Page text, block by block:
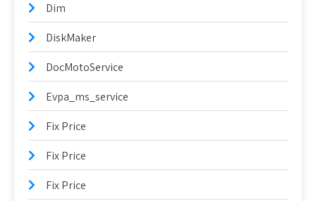
Dim
DiskMaker
DocMotoService
Evpa_ms_service
Fix Price
Fix Price
Fix Price